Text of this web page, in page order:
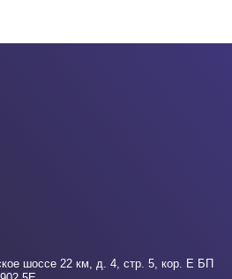
шоссе 22 км, д. 4, стр. 5, кор. Е БП